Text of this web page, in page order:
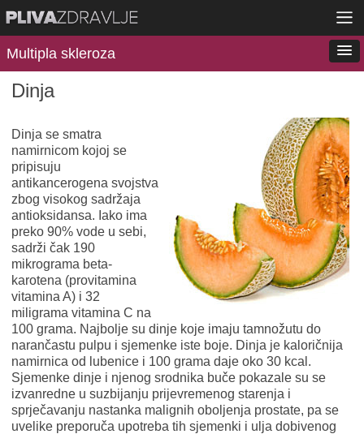
Multipla skleroza
Dinja
Dinja se smatra
namirnicom kojoj se
pripisuju
antikancerogena svojstva
zbog visokog sadržaja
antioksidansa. Iako ima
preko 90% vode u sebi,
sadrži čak 190
mikrograma beta-
karotena (provitamina
vitamina A) i 32
miligrama vitamina C na
100 grama. Najbolje su dinje koje imaju tamnožutu do
narančastu pulpu i sjemenke iste boje. Dinja je kaloričnija
namirnica od lubenice i 100 grama daje oko 30 kcal.
Sjemenke dinje i njenog srodnika buče pokazale su se
izvanredne u suzbijanju prijevremenog starenja i
sprječavanju nastanka malignih oboljenja prostate, pa se
uvelike preporuča upotreba tih sjemenki i ulja dobivenog